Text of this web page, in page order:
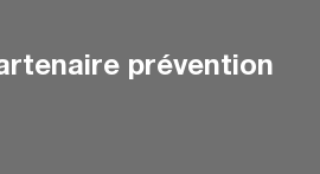
prévention